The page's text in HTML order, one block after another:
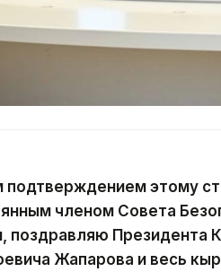
этому
членом Совета
поздравляю Президента
Жапарова и весь